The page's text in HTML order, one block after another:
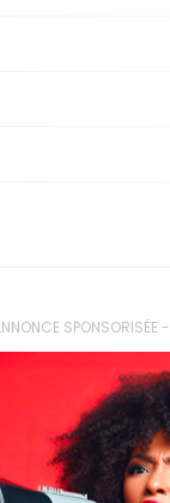
SPONSORISÉE -